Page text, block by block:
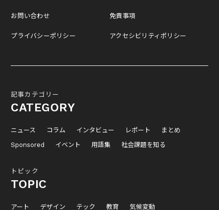
お問い合わせ
プライバシーポリシー
免責事項
アクセシビリティポリシー
記事カテゴリー
CATEGORY
ニュース コラム インタビュー レポート
まとめ
Sponsored
イベント 用語集 社会課題を知る
トピック
TOPIC
アート デザイン テック 教育 気候変動